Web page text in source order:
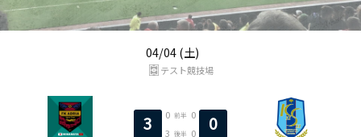
04/04 (土)
3 0 前半
0
3 後半 0 0
テスト競技場